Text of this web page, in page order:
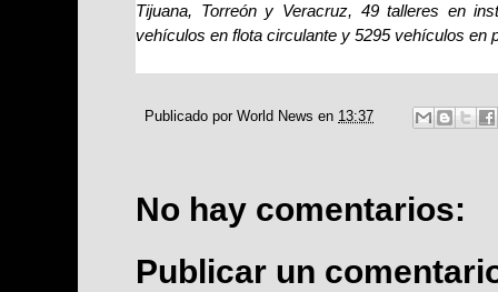
Tijuana, Torreón y Veracruz, 49 talleres en
vehículos en flota circulante y 5295 vehículos en
Publicado por World News en 13:37
No hay comentarios:
Publicar un